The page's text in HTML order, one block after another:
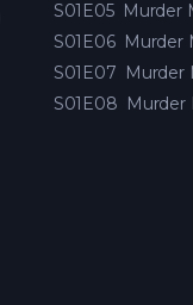
S01E05
S01E06
S01E07
S01E08